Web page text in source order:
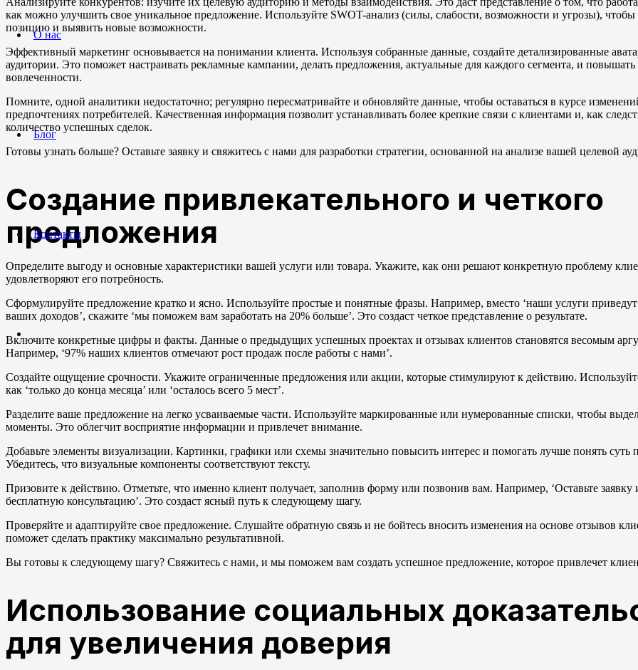
О нас
Блог
Контакты
как можно улучшить свое уникальное предложение. Используйте SWOT-анализ (силы, слабости, возможности и угрозы),
позицию и выявить новые возможности.
Эффективный маркетинг основывается на понимании клиента. Используя собранные данные, создайте детализированные
аудитории. Это поможет настраивать рекламные кампании, делать предложения, актуальные для каждого сегмента, и повышать
вовлеченности.
Помните, одной аналитики недостаточно; регулярно пересматривайте и обновляйте данные, чтобы оставаться в курсе
предпочтениях потребителей. Качественная информация позволит устанавливать более крепкие связи с клиентами и, как
количество успешных сделок.
Готовы узнать больше? Оставьте заявку и свяжитесь с нами для разработки стратегии, основанной на анализе вашей целевой
Создание привлекательного и четкого
предложения
Определите выгоду и основные характеристики вашей услуги или товара. Укажите, как они решают конкретную проблему
удовлетворяют его потребность.
Сформулируйте предложение кратко и ясно. Используйте простые и понятные фразы. Например, вместо ‘наши услуги
ваших доходов’, скажите ‘мы поможем вам заработать на 20% больше’. Это создаст четкое представление о результате.
Включите конкретные цифры и факты. Данные о предыдущих успешных проектах и отзывах клиентов становятся весомым
Например, ‘97% наших клиентов отмечают рост продаж после работы с нами’.
Создайте ощущение срочности. Укажите ограниченные предложения или акции, которые стимулируют к действию.
как ‘только до конца месяца’ или ‘осталось всего 5 мест’.
Разделите ваше предложение на легко усваиваемые части. Используйте маркированные или нумерованные списки, чтобы
моменты. Это облегчит восприятие информации и привлечет внимание.
Добавьте элементы визуализации. Картинки, графики или схемы значительно повысить интерес и помогать лучше понять суть
Убедитесь, что визуальные компоненты соответствуют тексту.
Призовите к действию. Отметьте, что именно клиент получает, заполнив форму или позвонив вам. Например, ‘Оставьте заявку
бесплатную консультацию’. Это создаст ясный путь к следующему шагу.
Проверяйте и адаптируйте свое предложение. Слушайте обратную связь и не бойтесь вносить изменения на основе отзывов
поможет сделать практику максимально результативной.
Вы готовы к следующему шагу? Свяжитесь с нами, и мы поможем вам создать успешное предложение, которое привлечет
Использование социальных
для увеличения доверия